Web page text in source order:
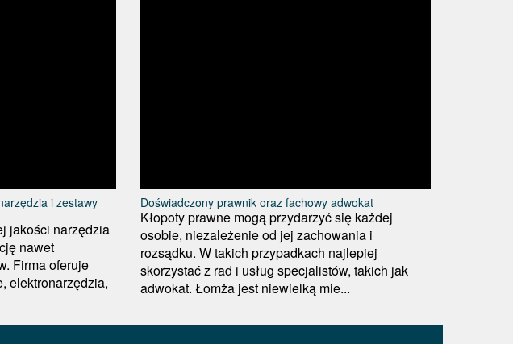
i zestawy
jakości narzędzia
nawet
Firma oferuje
elektronarzędzia,
Doświadczony prawnik oraz fachowy adwokat
Kłopoty prawne mogą przydarzyć się każdej
osobie, niezależenie od jej zachowania i
rozsądku. W takich przypadkach najlepiej
skorzystać z rad i usług specjalistów, takich jak
adwokat. Łomża jest niewielką mie...